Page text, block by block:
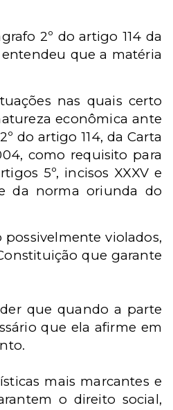
2º do artigo 114 da
entendeu que a matéria
nas quais certo
econômica ante
do artigo 114, da Carta
como requisito para
5º, incisos XXXV e
da norma oriunda do
violados,
que garante
que quando a parte
que ela afirme em
mais marcantes e
o direito social,